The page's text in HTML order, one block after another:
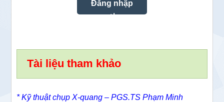
Tài liệu tham khảo
* Kỹ thuật chụp X-quang – PGS.TS Phạm Minh